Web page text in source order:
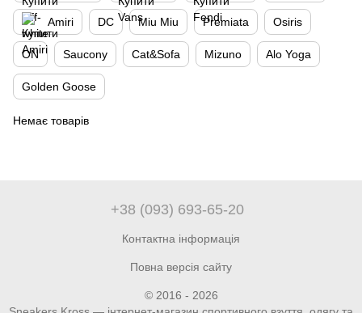
Amiri DC Miu Miu Premiata Osiris
ON Saucony Cat&Sofa Mizuno Alo Yoga
Golden Goose
Немає товарів
+38 (093) 693-65-20
Контактна інформація
Повна версія сайту
© 2016 - 2026